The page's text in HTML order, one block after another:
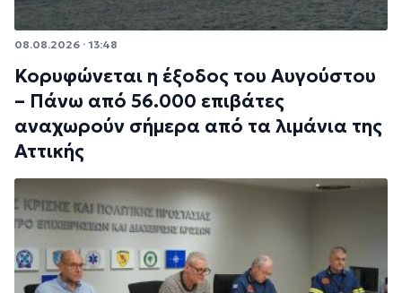
08.08.2026 · 13:48
Κορυφώνεται η έξοδος του Αυγούστου
– Πάνω από 56.000 επιβάτες
αναχωρούν σήμερα από τα λιμάνια της
Αττικής